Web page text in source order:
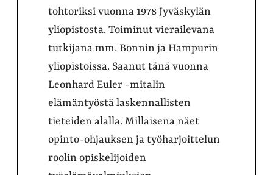
tohtoriksi vuonna 1978 Jyväskylän
yliopistosta. Toiminut vierailevana
tutkijana mm. Bonnin ja Hampurin
yliopistoissa. Saanut tänä vuonna
Leonhard Euler -mitalin
elämäntyöstä laskennallisten
tieteiden alalla. Millaisena näet
opinto-ohjauksen ja työharjoittelun
roolin opiskelijoiden